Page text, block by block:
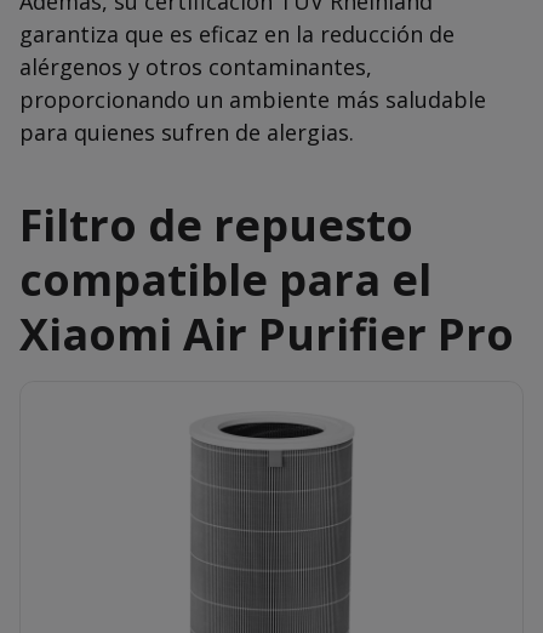
garantiza que es eficaz en la reducción de
alérgenos y otros contaminantes,
proporcionando un ambiente más saludable
para quienes sufren de alergias.
Filtro de repuesto
compatible para el
Xiaomi Air Purifier Pro